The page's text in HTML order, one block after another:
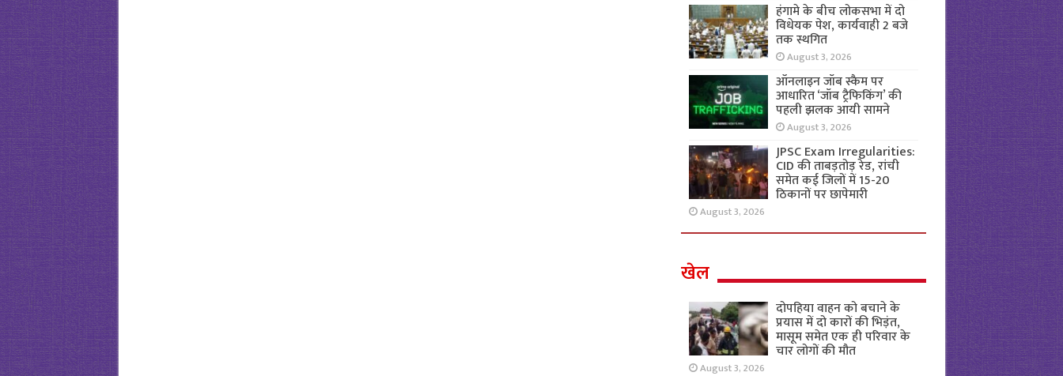
हंगामे के बीच लोकसभा में दो
विधेयक पेश, कार्यवाही 2 बजे
तक स्थगित
August 3, 2026
ऑनलाइन जॉब स्कैम पर
आधारित ‘जॉब ट्रैफिकिंग’ की
पहली झलक आयी सामने
August 3, 2026
JPSC Exam Irregularities:
CID की ताबड़तोड़ रेड, रांची
समेत कई जिलों में 15-20
ठिकानों पर छापेमारी
August 3, 2026
खेल
दोपहिया वाहन को बचाने के
प्रयास में दो कारों की भिड़ंत,
मासूम समेत एक ही परिवार के
चार लोगों की मौत
August 3, 2026